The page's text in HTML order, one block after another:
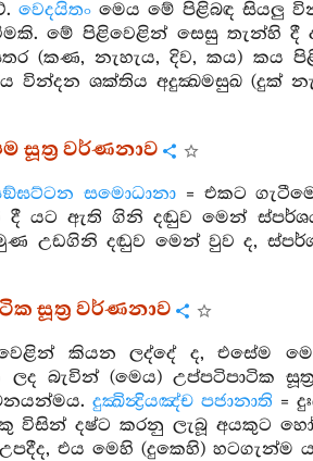
වෙදයිතං මෙය මේ පිළිබඳ සියලු
මේ පිළිවෙළින් සෙසු තැන්හි දී
(කණ, නැහැය, දිව, කය) කය
වින්දන ශක්තිය අදුක්‍ඛමසුඛ (දුක්
සූත්‍ර වර්ණනාව
සමොධානා = එකට
දී යට ඇති ගිනි දඬුව මෙන්
උඩගිනි දඬුව මෙන් වුව ද,
සූත්‍ර වර්ණනාව
කියන ලද්දේ ද, එසේම
ලද බැවින් (මෙය) උප්පටිපාටික
දුක්‍ඛින්‍ද්‍රියඤ්ච පජානාති =
දෂ්ට කරනු ලැබූ අයකුට හෝ
එය මෙහි (දුකෙහි) හටගැන්ම